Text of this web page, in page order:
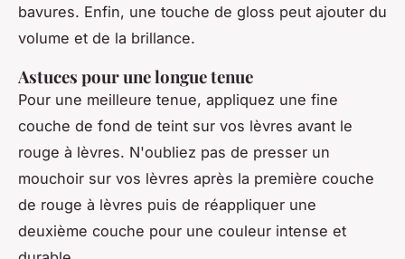
bavures. Enfin, une touche de gloss peut ajouter du
volume et de la brillance.
Astuces pour une longue tenue
Pour une meilleure tenue, appliquez une fine
couche de fond de teint sur vos lèvres avant le
rouge à lèvres. N'oubliez pas de presser un
mouchoir sur vos lèvres après la première couche
de rouge à lèvres puis de réappliquer une
deuxième couche pour une couleur intense et